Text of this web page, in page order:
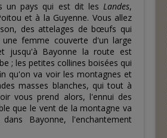
un pays qui est dit les Landes,
et à la Guyenne. Vous allez
des attelages de bœufs qui
femme couverte d'un large
jusqu'à Bayonne la route est
; les petites collines boisées qui
qu'on va voir les montagnes et
masses blanches, qui tout à
vous prend alors, l'ennui des
que le vent de la montagne va
Bayonne, l'enchantement